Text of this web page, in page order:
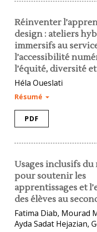
Réinventer
design : ateliers
immersifs au
l’accessibilité
l’équité, diversité
Héla Oueslati
Résumé
PDF
Usages inclusifs
pour soutenir les
apprentissages et
des élèves au
Fatima Diab, Mourad
Ayda Sadat Hejazian,